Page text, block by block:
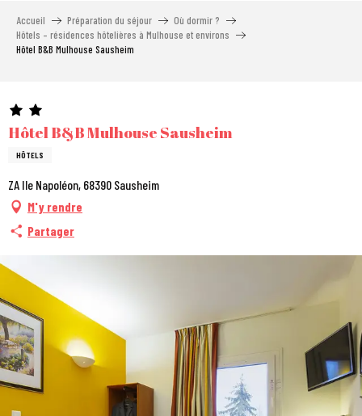
contenu
Accueil Préparation du séjour
Où dormir ?
Hôtels – résidences hôtelières à Mulhouse et environs
Hôtel B&B Mulhouse Sausheim
Hôtel B&B Mulhouse Sausheim
HÔTELS
ZA Ile Napoléon, 68390 Sausheim
M'y rendre
Partager